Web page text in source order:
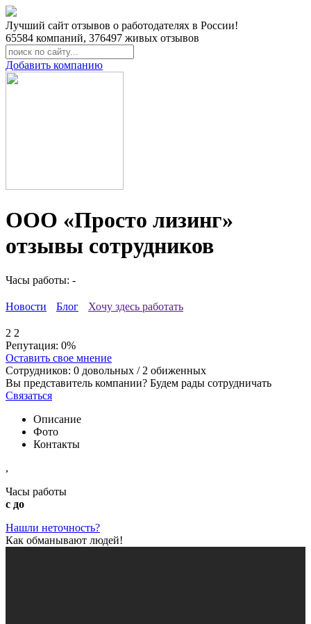
Лучший сайт отзывов о работодателях в России!
65584 компаний, 376497 живых отзывов
Добавить компанию
ООО «Просто лизинг»
отзывы сотрудников
Часы работы: -
Новости Блог Хочу здесь работать
2 2
Репутация: 0%
Оставить свое мнение
Сотрудников: 0 довольных / 2 обиженных
Вы представитель компании? Будем рады сотрудничать
Связаться
Описание
Фото
Контакты
,
Часы работы
с до
Нашли неточность?
Как обманывают людей!